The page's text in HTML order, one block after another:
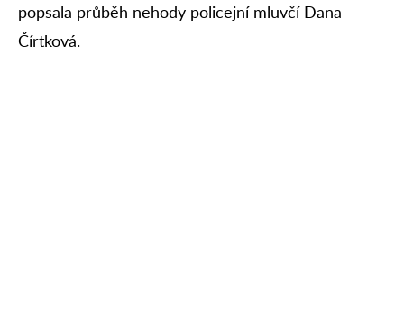
popsala průběh nehody policejní mluvčí Dana
Čírtková.